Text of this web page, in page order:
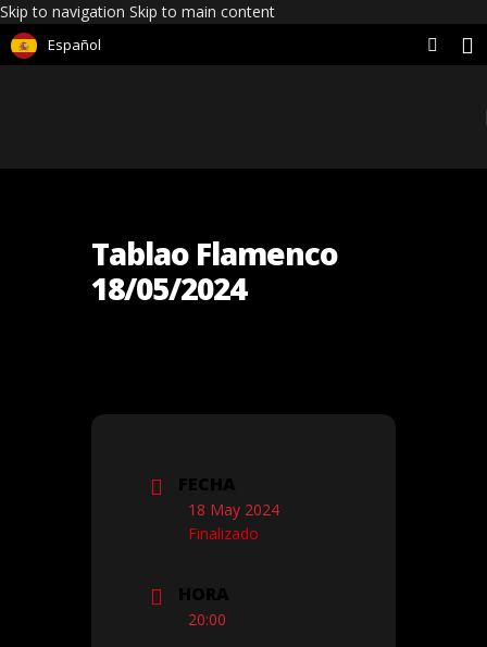
Skip to navigation Skip to main content
Español
Tablao Flamenco
18/05/2024
FECHA
18 May 2024
Finalizado
HORA
20:00